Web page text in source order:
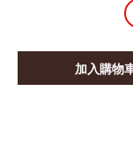
加入購物